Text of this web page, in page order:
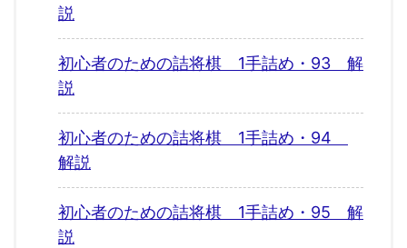
説
初心者のための詰将棋 1手詰め・93 解
説
初心者のための詰将棋 1手詰め・94
解説
初心者のための詰将棋 1手詰め・95 解
説